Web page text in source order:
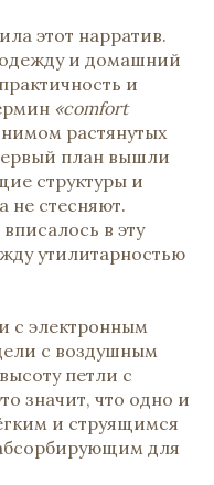
этот нарратив.
и домашний
и
«comfort
растянутых
план вышли
структуры и
не стесняют.
в эту
утилитарностью
с электронным
с воздушным
петли с
значит, что одно и
и струящимся
для